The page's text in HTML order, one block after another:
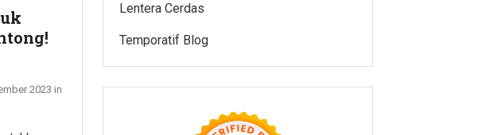
2023 in
Lentera Cerdas
Temporatif Blog